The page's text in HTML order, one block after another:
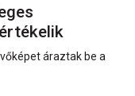
áraztak be a